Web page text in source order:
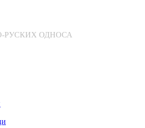
РУСКИХ ОДНОСА